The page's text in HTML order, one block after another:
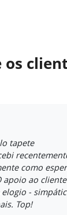
os
tapete
como
apoio ao cliente
-
Top!